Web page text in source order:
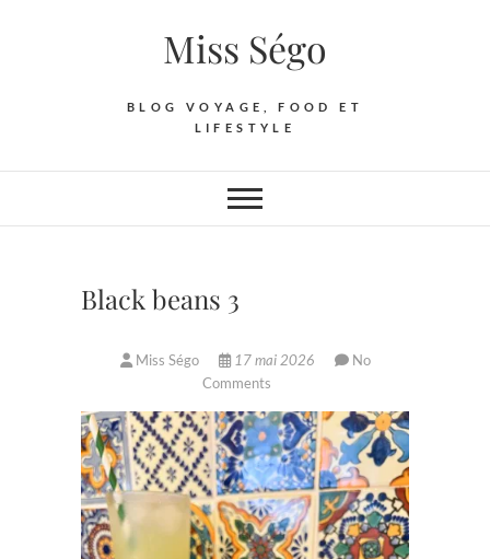
Miss Ségo
BLOG VOYAGE, FOOD ET
LIFESTYLE
Black beans 3
Miss Ségo 17 mai 2026
No
Comments